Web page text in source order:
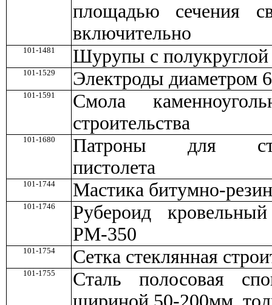
площадью
включительно
101-1481 Шурупы с полукруглой
101-1529 Электроды диаметром
101-1591
Смола
строительства
101-1680
Патроны для
пистолета
101-1744 Мастика битумно-
101-1746
Рубероид
РМ-350
101-1754 Сетка стеклянная
101-1755
Сталь полосовая